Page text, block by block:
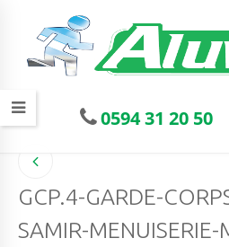
0594 31 20 50
GCP.4-GARDE-
SAMIR-